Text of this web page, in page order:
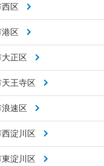
西区
港区
大正区
天王寺区
浪速区
西淀川区
東淀川区